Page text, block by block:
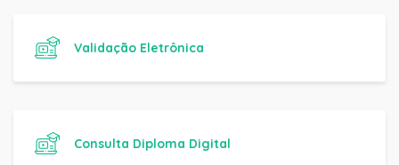
Validação Eletrônica
Consulta Diploma Digital